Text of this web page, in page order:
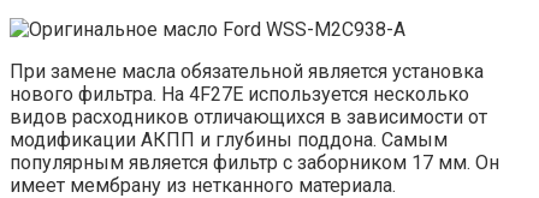
При замене масла обязательной является установка
нового фильтра. На 4F27E используется несколько
видов расходников отличающихся в зависимости от
модификации АКПП и глубины поддона. Самым
популярным является фильтр с заборником 17 мм. Он
имеет мембрану из нетканного материала.